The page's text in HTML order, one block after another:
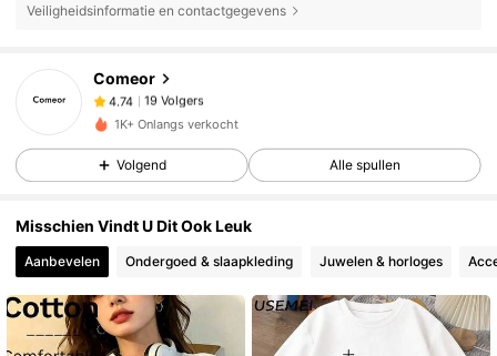
Veiligheidsinformatie en contactgegevens
Comeor
4.74
19 Volgers
p***3gevolgd
4.74
19 Volgers
4.74 19 Volgers
4.74 19 Volgers
4.74 19 Volgers
4.74 19 Volgers
4.74 19 Volgers
1K+ Onlangs verkocht
Volgend Alle spullen
Misschien Vindt U Dit Ook Leuk
Aanbevelen Ondergoed & slaapkleding Juwelen & horloges